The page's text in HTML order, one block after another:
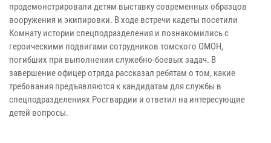
продемонстрировали детям выставку современных образцов
вооружения и экипировки. В ходе встречи кадеты посетили
Комнату истории спецподразделения и познакомились с
героическими подвигами сотрудников томского ОМОН,
погибших при выполнении служебно-боевых задач. В
завершение офицер отряда рассказал ребятам о том, какие
требования предъявляются к кандидатам для службы в
спецподразделениях Росгвардии и ответил на интересующие
детей вопросы.